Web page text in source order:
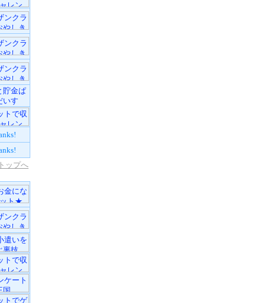
貯金ぱ
いす
ップへ